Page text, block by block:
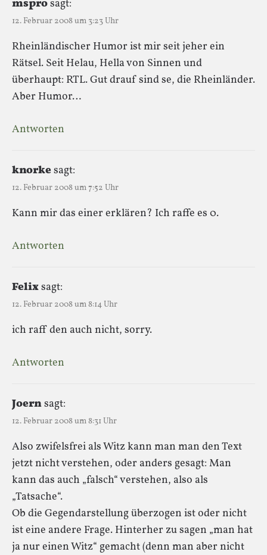
msprosagt:
12. Februar 2008 um 3:23 Uhr
Rheinländischer Humor ist mir seit jeher ein
Rätsel. Seit Helau, Hella von Sinnen und
überhaupt: RTL. Gut drauf sind se, die Rheinländer.
Aber Humor…
Antworten
knorkesagt:
12. Februar 2008 um 7:52 Uhr
Kann mir das einer erklären? Ich raffe es 0.
Antworten
Felixsagt:
12. Februar 2008 um 8:14 Uhr
ich raff den auch nicht, sorry.
Antworten
Joernsagt:
12. Februar 2008 um 8:31 Uhr
Also zwifelsfrei als Witz kann man man den Text
jetzt nicht verstehen, oder anders gesagt: Man
kann das auch „falsch“ verstehen, also als
„Tatsache“.
Ob die Gegendarstellung überzogen ist oder nicht
ist eine andere Frage. Hinterher zu sagen „man hat
ja nur einen Witz“ gemacht (denn man aber nicht